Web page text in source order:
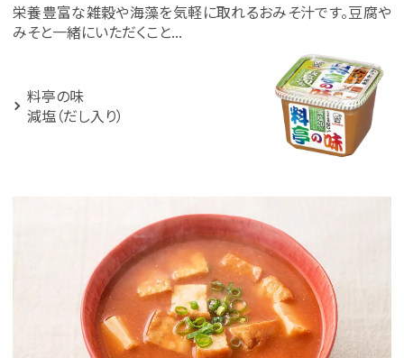
栄養豊富な雑穀や海藻を気軽に取れるおみそ汁です。豆腐や
みそと一緒にいただくこと...
料亭の味
減塩（だし入り）